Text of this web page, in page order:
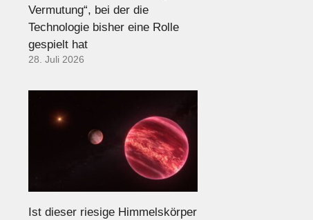
Vermutung“, bei der die
Technologie bisher eine Rolle
gespielt hat
28. Juli 2026
Ist dieser riesige Himmelskörper